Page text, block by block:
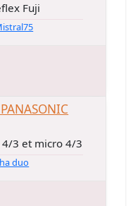
Fuji
4/3 et micro 4/3
duo